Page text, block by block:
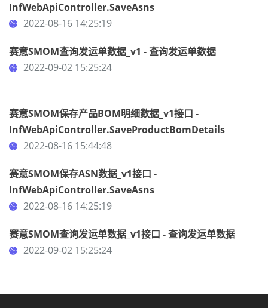
InfWebApiController.SaveAsns
2022-08-16 14:25:19
赛意SMOM查询发运单数据_v1 - 查询发运单数据
2022-09-02 15:25:24
赛意SMOM保存产品BOM明细数据_v1接口 -
InfWebApiController.SaveProductBomDetails
2022-08-16 15:44:48
赛意SMOM保存ASN数据_v1接口 -
InfWebApiController.SaveAsns
2022-08-16 14:25:19
赛意SMOM查询发运单数据_v1接口 - 查询发运单数据
2022-09-02 15:25:24